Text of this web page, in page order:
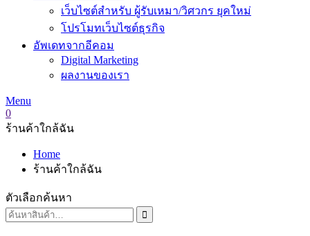
เว็บไซต์สำหรับ ผู้รับเหมา/วิศวกร ยุคใหม่
โปรโมทเว็บไซต์ธุรกิจ
อัพเดทจากอีคอม
Digital Marketing
ผลงานของเรา
Menu
0
ร้านค้าใกล้ฉัน
Home
ร้านค้าใกล้ฉัน
ตัวเลือกค้นหา
